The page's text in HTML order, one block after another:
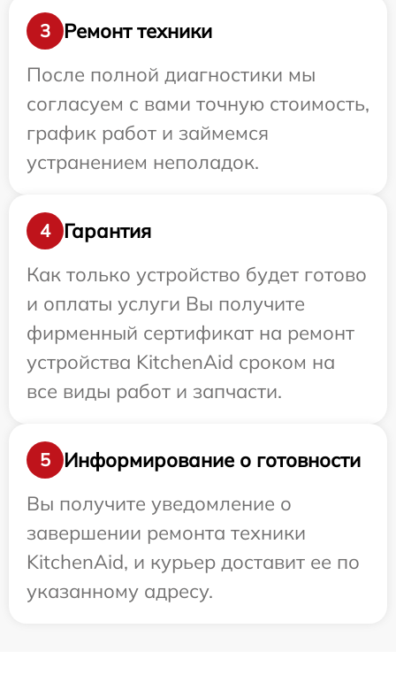
3
Ремонт техники
После полной диагностики мы
согласуем с вами точную стоимость,
график работ и займемся
устранением неполадок.
4
Гарантия
Как только устройство будет готово
и оплаты услуги Вы получите
фирменный сертификат на ремонт
устройства KitchenAid сроком на
все виды работ и запчасти.
5
Информирование о готовности
Вы получите уведомление о
завершении ремонта техники
KitchenAid, и курьер доставит ее по
указанному адресу.